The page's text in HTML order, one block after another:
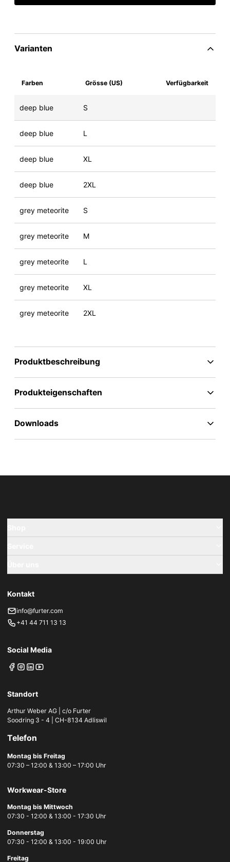
Varianten
Farben Grösse (US) Verfügbarkeit
deep blue S
deep blue L
deep blue XL
deep blue 2XL
grey meteorite S
grey meteorite M
grey meteorite L
grey meteorite XL
grey meteorite 2XL
Produktbeschreibung
Produkteigenschaften
Downloads
Kontakt
info@furter.com
+41 44 711 13 13
Social Media
Standort
Arthur Weber AG | c/o Furter
Soodring 3 - 4 | CH-8134 Adliswil
Telefon
Montag bis Freitag
07:30 – 12:00 & 13:00 – 17:00 Uhr
Workwear-Store
Montag bis Mittwoch
07:30 - 12:00 & 13:00 - 17:30 Uhr
Donnerstag
07:30 - 12:00 & 13:00 - 19:00 Uhr
Freitag